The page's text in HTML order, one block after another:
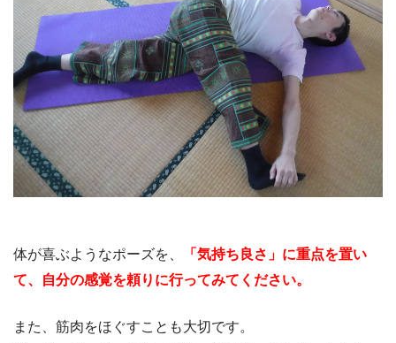
体が喜ぶようなポーズを、
「気持ち良さ」に重点を置い
て、自分の感覚を頼りに行ってみてください。
また、筋肉をほぐすことも大切です。